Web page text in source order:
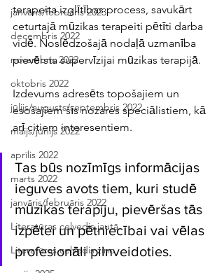
janvāris/februāris 2023
decembris 2022
novembris 2022
oktobris 2022
jūlijs/augusts/septembris 2022
maijs/jūnijs 2022
aprīlis 2022
marts 2022
janvāris/februāris 2022
Literatūras ceļvedis jautā
Literatūras ceļvedis ziņo
terapeita izglītības process, savukārt
ceturtajā mūzikas terapeiti pētīti darba
vidē. Noslēdzošajā nodaļā uzmanība
pievērsta supervīzijai mūzikas terapijā.
Izdevums adresēts topošajiem un
esošajiem šīs nozares speciālistiem, kā
arī citiem interesentiem.
Tas būs nozīmīgs informācijas
ieguves avots tiem, kuri studē
mūzikas terapiju, pievēršas tās
izpētei un pētniecībai vai vēlas
profesionāli pilnveidoties.